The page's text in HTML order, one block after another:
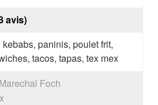
avis)
paninis, poulet frit,
tacos, tapas, tex mex
Foch